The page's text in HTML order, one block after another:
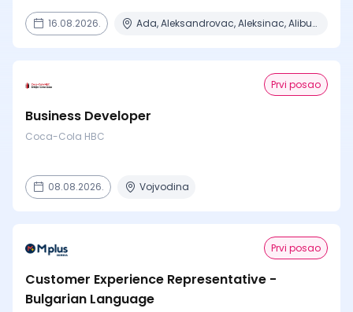
16.08.2026. Ada, Aleksandrovac, Aleksinac, Alibunar, Apatin + 206 mesta
Prvi posao
Business Developer
Coca-Cola HBC
08.08.2026. Vojvodina
Prvi posao
Customer Experience Representative -
Bulgarian Language